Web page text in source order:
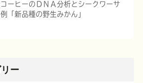
ーヒーのＤＮＡ分析とシークワーサ
「新品種の野生みかん」
ー